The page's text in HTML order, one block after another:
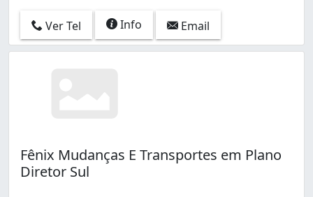
Ver Tel Info Email
Fênix Mudanças E Transportes em Plano
Diretor Sul